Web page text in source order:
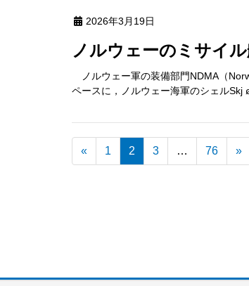
2026年3月19日
ノルウェーのミサイ
ノルウェー軍の装備部門NDMA（
ペースに，ノルウェー海軍のシェル
« 1 2 3 … 76 »